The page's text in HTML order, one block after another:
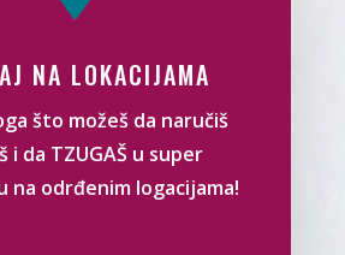
NA LOKACIJAMA
što možeš da naručiš
i da TZUGAŠ u super
na odrđenim logacijama!